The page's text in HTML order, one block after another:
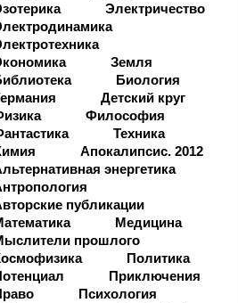
Электричество
Земля
Биология
Детский круг
Философия
Техника
Апокалипсис. 2012
энергетика
публикации
Медицина
прошлого
Политика
Приключения
Психология